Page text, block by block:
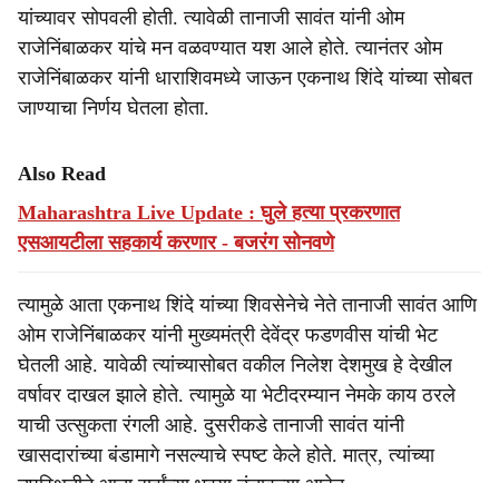
यांच्यावर सोपवली होती. त्यावेळी तानाजी सावंत यांनी ओम
राजेनिंबाळकर यांचे मन वळवण्यात यश आले होते. त्यानंतर ओम
राजेनिंबाळकर यांनी धाराशिवमध्ये जाऊन एकनाथ शिंदे यांच्या सोबत
जाण्याचा निर्णय घेतला होता.
Also Read
Maharashtra Live Update : घुले हत्या प्रकरणात
एसआयटीला सहकार्य करणार - बजरंग सोनवणे
त्यामुळे आता एकनाथ शिंदे यांच्या शिवसेनेचे नेते तानाजी सावंत आणि
ओम राजेनिंबाळकर यांनी मुख्यमंत्री देवेंद्र फडणवीस यांची भेट
घेतली आहे. यावेळी त्यांच्यासोबत वकील निलेश देशमुख हे देखील
वर्षावर दाखल झाले होते. त्यामुळे या भेटीदरम्यान नेमके काय ठरले
याची उत्सुकता रंगली आहे. दुसरीकडे तानाजी सावंत यांनी
खासदारांच्या बंडामागे नसल्याचे स्पष्ट केले होते. मात्र, त्यांच्या